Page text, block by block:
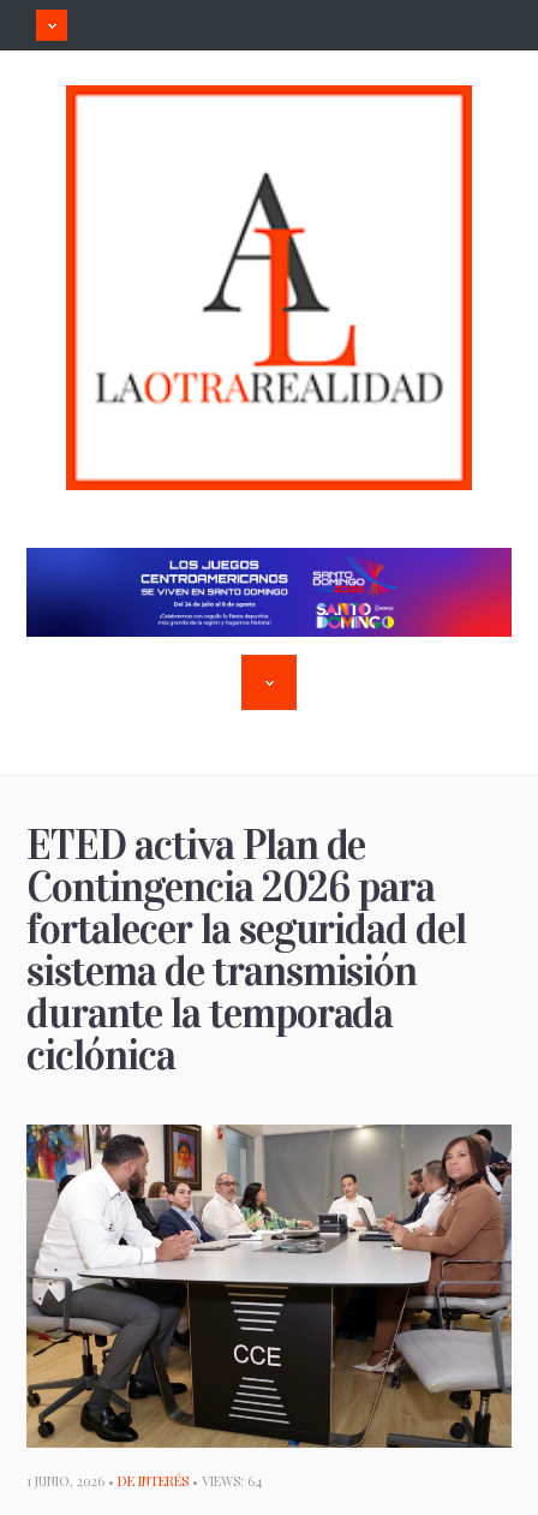
ETED activa Plan de
Contingencia 2026 para
fortalecer la seguridad del
sistema de transmisión
durante la temporada
ciclónica
1 JUNIO, 2026 •DE INTERÉS • VIEWS: 64